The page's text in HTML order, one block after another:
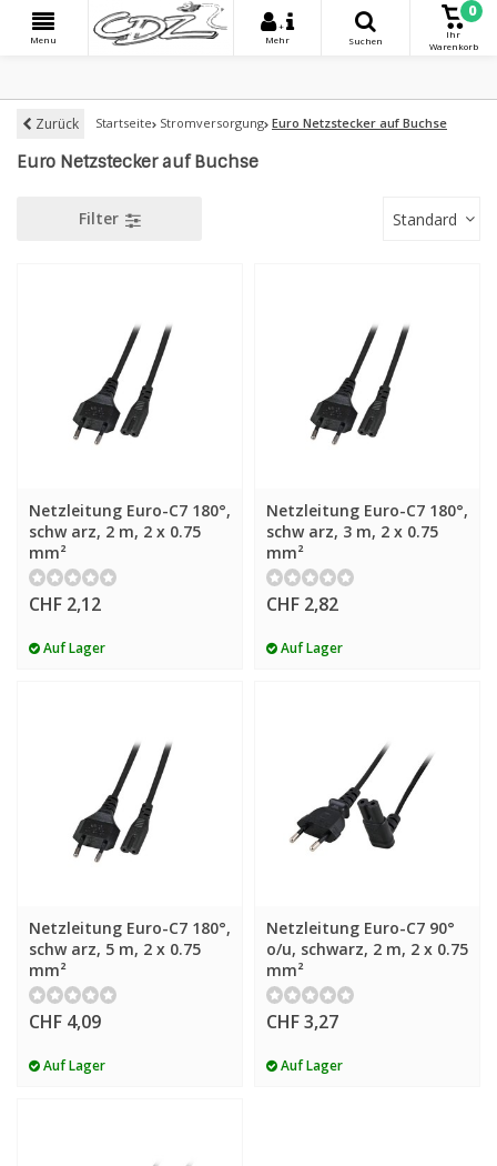
Menu
+
Mehr
Suchen
0
Ihr
Warenkorb
Zurück Startseite Stromversorgung Euro Netzstecker auf Buchse
Euro Netzstecker auf Buchse
Filter Standard
Netzleitung Euro-C7 180°,
schw arz, 2 m, 2 x 0.75
mm²
CHF 2,12
Auf Lager
Netzleitung Euro-C7 180°,
schw arz, 3 m, 2 x 0.75
mm²
CHF 2,82
Auf Lager
Netzleitung Euro-C7 180°,
schw arz, 5 m, 2 x 0.75
mm²
CHF 4,09
Auf Lager
Netzleitung Euro-C7 90°
o/u, schwarz, 2 m, 2 x 0.75
mm²
CHF 3,27
Auf Lager